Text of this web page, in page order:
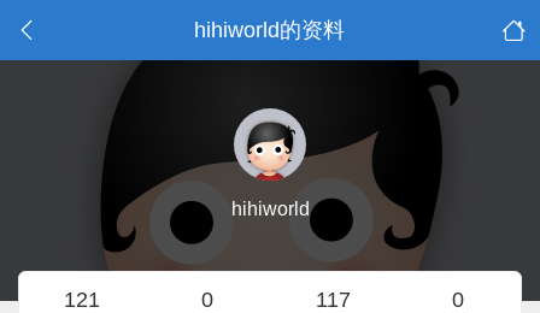
hihiworld的资料
hihiworld
121 0 117 0